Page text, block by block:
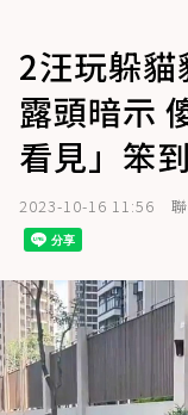
2汪玩躲
露頭暗示
看見」笨
2023-10-16 11:56